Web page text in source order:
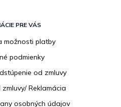
PRE VÁS
možnosti platby
podmienky
od zmluvy
Reklamácia
osobných údajov